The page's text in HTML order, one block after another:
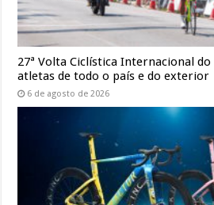
27ª Volta Ciclística Internacional do
atletas de todo o país e do exterior
6 de agosto de 2026